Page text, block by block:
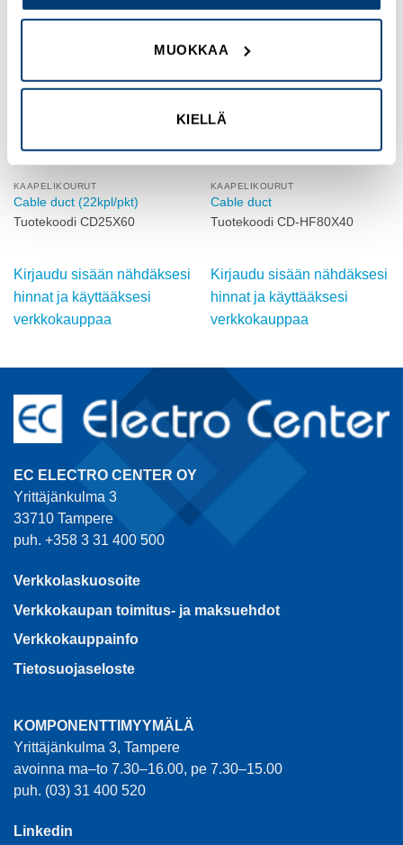
MUOKKAA
KIELLÄ
wishlist
KAAPELIKOURUT
Cable duct (22kpl/pkt)
Tuotekoodi CD25X60
Kirjaudu sisään nähdäksesi
hinnat ja käyttääksesi
verkkokauppaa
KAAPELIKOURUT
Cable duct
Tuotekoodi CD-HF80X40
Kirjaudu sisään nähdäksesi
hinnat ja käyttääksesi
verkkokauppaa
EC ELECTRO CENTER OY
Yrittäjänkulma 3
33710 Tampere
puh. +358 3 31 400 500
Verkkolaskuosoite
Verkkokaupan toimitus- ja maksuehdot
Verkkokauppainfo
Tietosuojaseloste
KOMPONENTTIMYYMÄLÄ
Yrittäjänkulma 3, Tampere
avoinna ma–to 7.30–16.00, pe 7.30–15.00
puh. (03) 31 400 520
Linkedin